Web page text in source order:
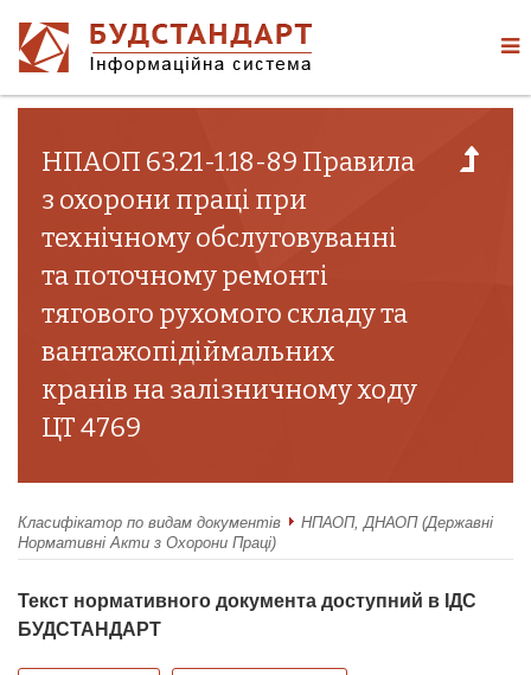
НПАОП 63.21-1.18-89 Правила
з охорони праці при
технічному обслуговуванні
та поточному ремонті
тягового рухомого складу та
вантажопідіймальних
кранів на залізничному ходу
ЦТ 4769
Класифікатор по видам документів
НПАОП, ДНАОП (Державні
Нормативні Акти з Охорони Праці)
Текст нормативного документа доступний в ІДС
БУДСТАНДАРТ